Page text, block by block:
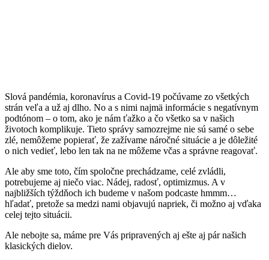
Slová pandémia, koronavírus a Covid-19 počúvame zo všetkých
strán veľa a už aj dlho. No a s nimi najmä informácie s negatívnym
podtónom – o tom, ako je nám ťažko a čo všetko sa v našich
životoch komplikuje. Tieto správy samozrejme nie sú samé o sebe
zlé, nemôžeme popierať, že zažívame náročné situácie a je dôležité
o nich vedieť, lebo len tak na ne môžeme včas a správne reagovať.
Ale aby sme toto, čím spoločne prechádzame, celé zvládli,
potrebujeme aj niečo viac. Nádej, radosť, optimizmus. A v
najbližších týždňoch ich budeme v našom podcaste hmmm…
hľadať, pretože sa medzi nami objavujú napriek, či možno aj vďaka
celej tejto situácii.
Ale nebojte sa, máme pre Vás pripravených aj ešte aj pár našich
klasických dielov.